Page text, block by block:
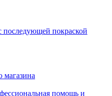
последующей покраской
магазина
помощь и